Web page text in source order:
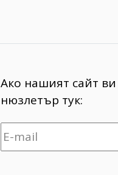
Ако нашият сайт
нюзлетър тук: